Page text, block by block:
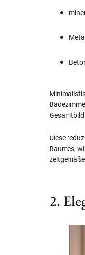
Metall
Gesamtbild
Diese
Raumes,
2.